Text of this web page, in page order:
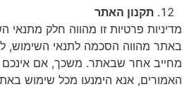
תקנון האתר
מדיניות פרטיות זו מהווה חלק מתנאי
באתר מהווה הסכמה לתנאי השימוש,
מחייב אחר שבאתר. משכך, אם אינכם
האמורים, אנא הימנעו מכל שימוש